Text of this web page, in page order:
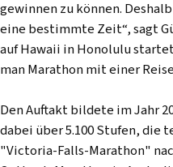
gewinnen zu können.
eine bestimmte Zeit“, sagt
auf Hawaii in Honolulu
man Marathon mit einer
Den Auftakt bildete im Jahr
dabei über 5.100 Stufen, die
"Victoria-Falls-Marathon"